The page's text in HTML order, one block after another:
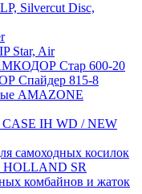
Silvercut Disc,
Star, Air
Стар 600-20
Спайдер 815-8
AMAZONE
CASE IH WD / NEW
самоходных косилок
HOLLAND SR
комбайнов и жаток